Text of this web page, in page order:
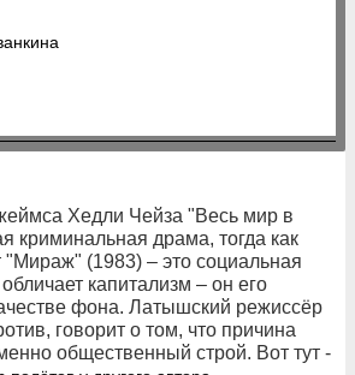
Хедли Чейза "Весь мир в
криминальная драма, тогда как
"Мираж" (1983) – это социальная
капитализм – он его
фона. Латышский режиссёр
говорит о том, что причина
общественный строй. Вот тут -